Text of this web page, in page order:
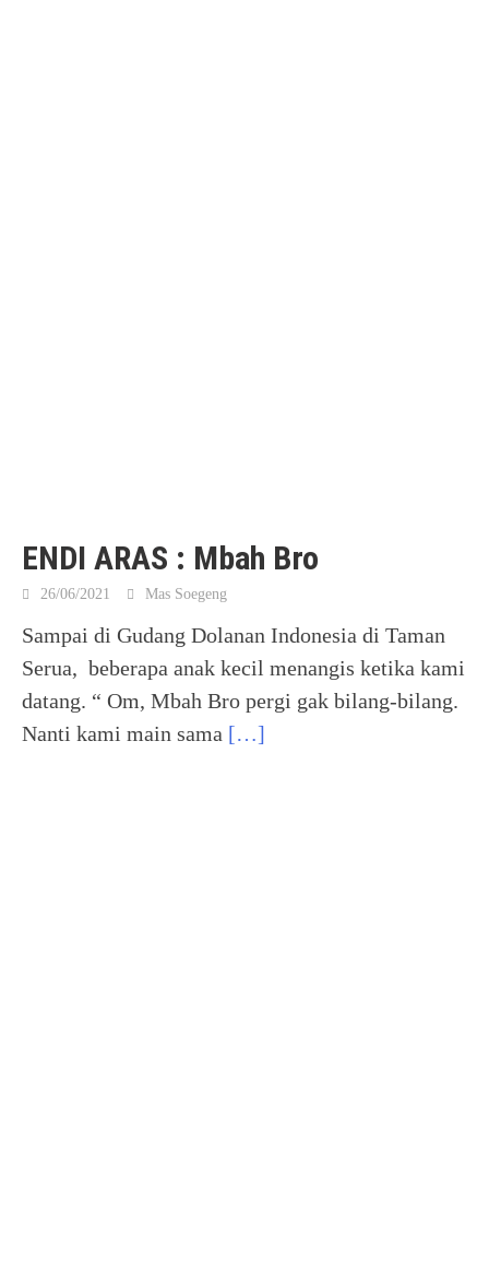
ENDI ARAS : Mbah Bro
26/06/2021 Mas Soegeng
Sampai di Gudang Dolanan Indonesia di Taman
Serua, beberapa anak kecil menangis ketika kami
datang. “ Om, Mbah Bro pergi gak bilang-bilang.
Nanti kami main sama […]